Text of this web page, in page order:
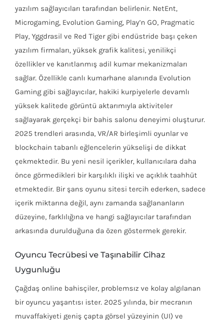
yazılım sağlayıcıları tarafından belirlenir. NetEnt,
Microgaming, Evolution Gaming, Play’n GO, Pragmatic
Play, Yggdrasil ve Red Tiger gibi endüstride başı çeken
yazılım firmaları, yüksek grafik kalitesi, yenilikçi
özellikler ve kanıtlanmış adil kumar mekanizmaları
sağlar. Özellikle canlı kumarhane alanında Evolution
Gaming gibi sağlayıcılar, hakiki kurpiyelerle devamlı
yüksek kalitede görüntü aktarımıyla aktiviteler
sağlayarak gerçekçi bir bahis salonu deneyimi oluşturur.
2025 trendleri arasında, VR/AR birleşimli oyunlar ve
blockchain tabanlı eğlencelerin yükselişi de dikkat
çekmektedir. Bu yeni nesil içerikler, kullanıcılara daha
önce görmedikleri bir karşılıklı ilişki ve açıklık taahhüt
etmektedir. Bir şans oyunu sitesi tercih ederken, sadece
içerik miktarına değil, aynı zamanda sağlananların
düzeyine, farklılığına ve hangi sağlayıcılar tarafından
arkasında durulduğuna da özen göstermek gerekir.
Oyuncu Tecrübesi ve Taşınabilir Cihaz
Uygunluğu
Çağdaş online bahisçiler, problemsız ve kolay algılanan
bir oyuncu yaşantısı ister. 2025 yılında, bir mecranın
muvaffakiyeti geniş çapta görsel yüzeyinin (UI) ve